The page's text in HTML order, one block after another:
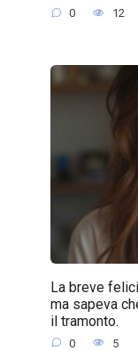
0 12
La breve
ma sapeva
il tramonto.
0 5